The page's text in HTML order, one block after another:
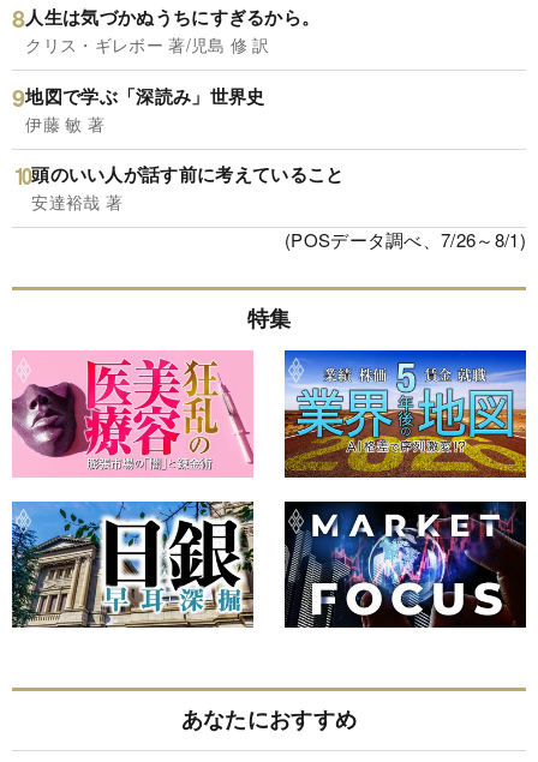
人生は気づかぬうちにすぎるから。
クリス・ギレボー 著/児島 修 訳
地図で学ぶ「深読み」世界史
伊藤 敏 著
頭のいい人が話す前に考えていること
安達裕哉 著
(POSデータ調べ、7/26～8/1)
特集
あなたにおすすめ